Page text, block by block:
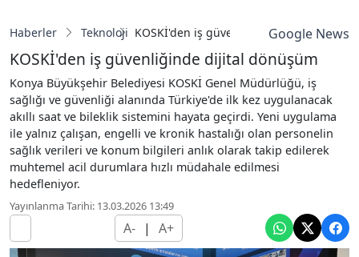
Haberler Teknoloji KOSKİ'den iş güvenliğinde dijital
Google News
KOSKİ'den iş güvenliğinde dijital dönüşüm
Konya Büyükşehir Belediyesi KOSKİ Genel Müdürlüğü, iş
sağlığı ve güvenliği alanında Türkiye'de ilk kez uygulanacak
akıllı saat ve bileklik sistemini hayata geçirdi. Yeni uygulama
ile yalnız çalışan, engelli ve kronik hastalığı olan personelin
sağlık verileri ve konum bilgileri anlık olarak takip edilerek
muhtemel acil durumlara hızlı müdahale edilmesi
hedefleniyor.
Yayınlanma Tarihi: 13.03.2026 13:49
A- | A+